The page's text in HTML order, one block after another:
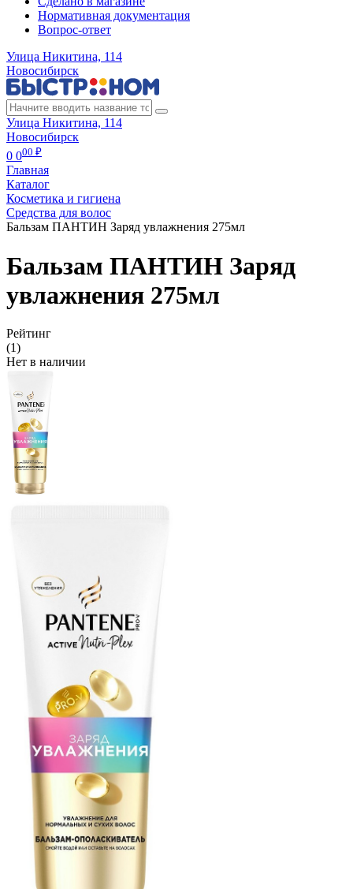
Нормативная документация
Вопрос-ответ
Улица Никитина, 114
Новосибирск
Улица Никитина, 114
Новосибирск
0 000 ₽
Главная
Каталог
Косметика и гигиена
Средства для волос
Бальзам ПАНТИН Заряд увлажнения 275мл
Бальзам ПАНТИН Заряд
увлажнения 275мл
Рейтинг
(1)
Нет в наличии